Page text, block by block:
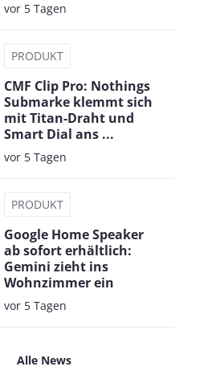
vor 5 Tagen
PRODUKT
CMF Clip Pro: Nothings
Submarke klemmt sich
mit Titan-Draht und
Smart Dial ans ...
vor 5 Tagen
PRODUKT
Google Home Speaker
ab sofort erhältlich:
Gemini zieht ins
Wohnzimmer ein
vor 5 Tagen
Alle News